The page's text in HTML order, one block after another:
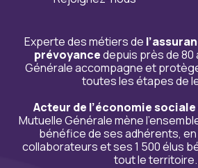
Experte des métiers de
prévoyancedepuis près de 80
Générale accompagne et
toutes les étapes de
Acteur de l’économie
Mutuelle Générale mène
bénéfice de ses adhérents,
collaborateurs et ses 1 500 élus
tout le territoire.